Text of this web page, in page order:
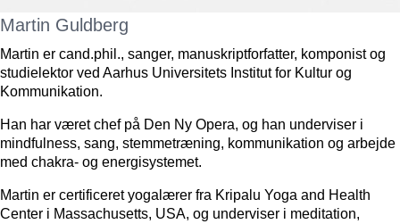
Martin Guldberg
Martin er cand.phil., sanger, manuskriptforfatter, komponist og
studielektor ved Aarhus Universitets Institut for Kultur og
Kommunikation.
Han har været chef på Den Ny Opera, og han underviser i
mindfulness, sang, stemmetræning, kommunikation og arbejde
med chakra- og energisystemet.
Martin er certificeret yogalærer fra Kripalu Yoga and Health
Center i Massachusetts, USA, og underviser i meditation,